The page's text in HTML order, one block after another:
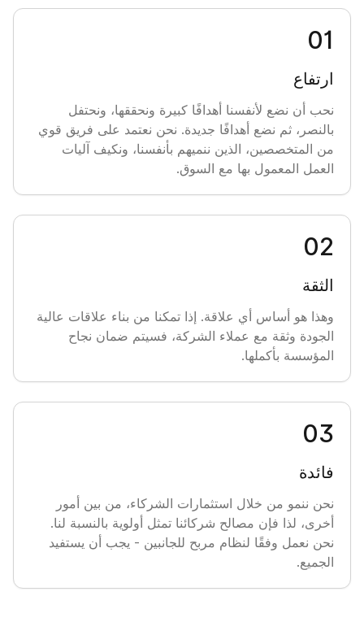
2015
نحن نتعاون مع كبار المستثمرين، ويوجد لدينا بالفعل أكثر من
2016
نحن نفتتح مكاتب ومحطات خدمة جديدة في موسكو. نقوم
النقل.
2017
نطلق أساطيل شريكة تواصل عملها بنجاح.
2018
لقد نجحنا في جلب العديد من أساطيل مركبات الطرف الثالث
أنه بإمكاننا تعليم الآخرين نظامنا الإداري، وبدأنا في جمع المواد
اللازمة للتدريب في الشركة. لقد نجحنا في تطوير التأجير وزيادة
عدد موظفي الشركة.
01
ارتفاع
نحب أن نضع لأنفسنا أهدافًا كبيرة ونحققها، ونحتفل
بالنصر، ثم نضع أهدافًا جديدة. نحن نعتمد على فريق قوي
من المتخصصين، الذين ننميهم بأنفسنا، ونكيف آليات
العمل المعمول بها مع السوق.
02
الثقة
وهذا هو أساس أي علاقة. إذا تمكنا من بناء علاقات عالية
الجودة وثقة مع عملاء الشركة، فسيتم ضمان نجاح
المؤسسة بأكملها.
03
فائدة
نحن ننمو من خلال استثمارات الشركاء، من بين أمور
أخرى، لذا فإن مصالح شركائنا تمثل أولوية بالنسبة لنا.
نحن نعمل وفقًا لنظام مربح للجانبين - يجب أن يستفيد
الجميع.